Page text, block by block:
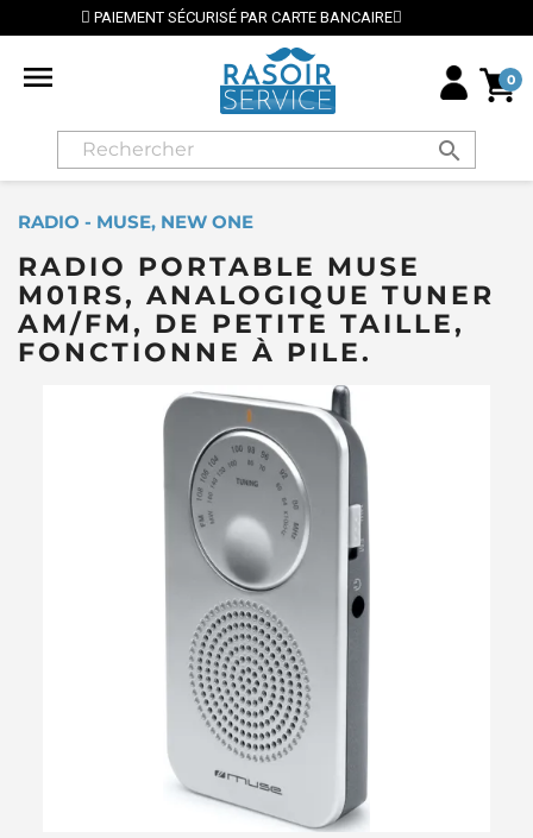
SÉCURISÉ PAR CARTE BANCAIRE
 0
search
RADIO - MUSE, NEW ONE
RADIO PORTABLE MUSE
M01RS, ANALOGIQUE TUNER
AM/FM, DE PETITE TAILLE,
FONCTIONNE À PILE.